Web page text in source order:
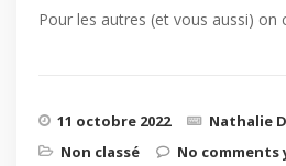
Pour les autres (et vous aussi) on
11 octobre 2022
Nathalie
Non classé
No comments